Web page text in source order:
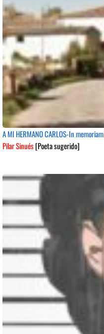
A MI HERMANO CARLOS-In memoriam
Pilar Sinués[Poeta sugerido]